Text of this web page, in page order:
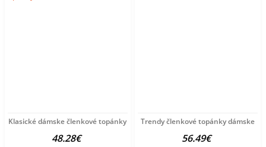
Klasické dámske členkové topánky
48.28€
Trendy členkové topánky dámske
56.49€